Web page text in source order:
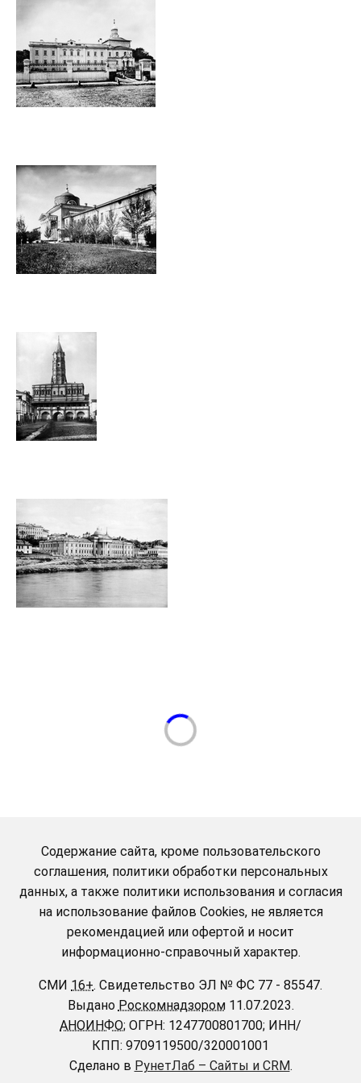
Содержание сайта, кроме пользовательского
соглашения, политики обработки персональных
данных, а также политики использования и согласия
на использование файлов Cookies, не является
рекомендацией или офертой и носит
информационно-справочный характер.
СМИ 16+. Свидетельство ЭЛ № ФС 77 - 85547.
Выдано Роскомнадзором11.07.2023.
АНОИНФО; ОГРН: 1247700801700; ИНН/
КПП: 9709119500/320001001
Сделано в РунетЛаб – Сайты и CRM.